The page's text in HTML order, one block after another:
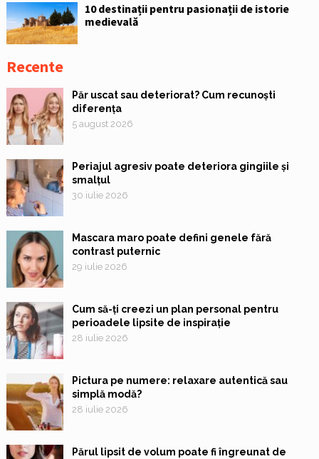
10 destinații pentru pasionații de istorie
medievală
Recente
Păr uscat sau deteriorat? Cum recunoști
diferența
5 august 2026
Periajul agresiv poate deteriora gingiile și
smalțul
30 iulie 2026
Mascara maro poate defini genele fără
contrast puternic
29 iulie 2026
Cum să-ți creezi un plan personal pentru
perioadele lipsite de inspirație
28 iulie 2026
Pictura pe numere: relaxare autentică sau
simplă modă?
28 iulie 2026
Părul lipsit de volum poate fi îngreunat de